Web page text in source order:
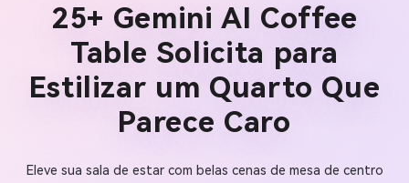
25+ Gemini AI Coffee
Table Solicita para
Estilizar um Quarto Que
Parece Caro
Eleve sua sala de estar com belas cenas de mesa de centro